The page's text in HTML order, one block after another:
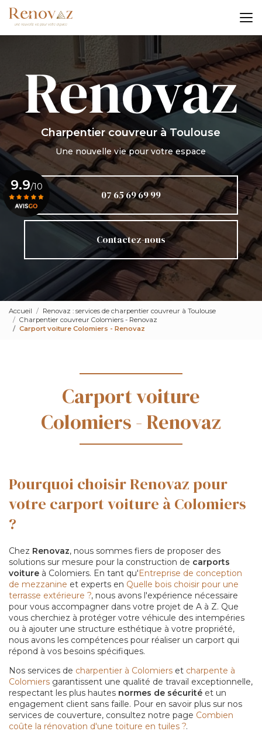
Aller
au
contenu
principal
Charpentier couvreur à Toulouse
Une nouvelle vie pour votre espace
07 65 69 69 99
Contactez-nous
9.9/10
Voir le certificat
Accueil
Renovaz : services de charpentier couvreur à Toulouse
Charpentier couvreur Colomiers - Renovaz
Carport voiture Colomiers - Renovaz
Carport voiture
Colomiers - Renovaz
Pourquoi choisir Renovaz pour
votre carport voiture à Colomiers
?
Chez Renovaz, nous sommes fiers de proposer des
solutions sur mesure pour la construction de carports
voiture à Colomiers. En tant qu'Entreprise de conception
de mezzanine et experts en Quelle bois choisir pour une
terrasse extérieure ?, nous avons l'expérience nécessaire
pour vous accompagner dans votre projet de A à Z. Que
vous cherchiez à protéger votre véhicule des intempéries
ou à ajouter une structure esthétique à votre propriété,
nous avons les compétences pour réaliser un carport qui
répond à vos besoins spécifiques.
Nos services de charpentier à Colomiers et charpente à
Colomiers garantissent une qualité de travail exceptionnelle,
respectant les plus hautes normes de sécurité et un
engagement client sans faille. Pour en savoir plus sur nos
services de couverture, consultez notre page Combien
coûte la rénovation d'une toiture en tuiles ?.